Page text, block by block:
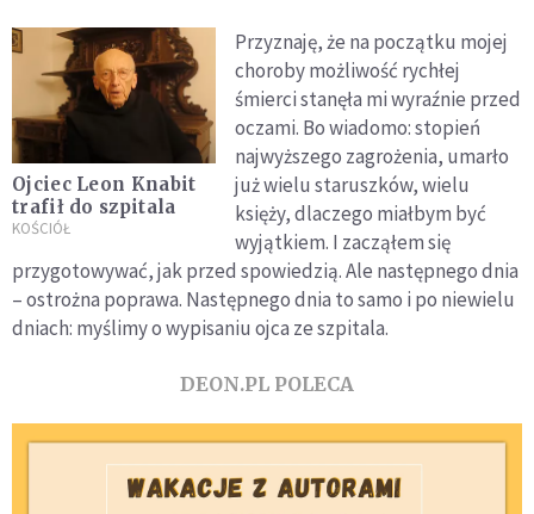
Ojciec Leon Knabit
trafił do szpitala
KOŚCIÓŁ
Przyznaję, że na początku mojej
choroby możliwość rychłej
śmierci stanęła mi wyraźnie przed
oczami. Bo wiadomo: stopień
najwyższego zagrożenia, umarło
już wielu staruszków, wielu
księży, dlaczego miałbym być
wyjątkiem. I zacząłem się
przygotowywać, jak przed spowiedzią. Ale następnego dnia
– ostrożna poprawa. Następnego dnia to samo i po niewielu
dniach: myślimy o wypisaniu ojca ze szpitala.
DEON.PL POLECA